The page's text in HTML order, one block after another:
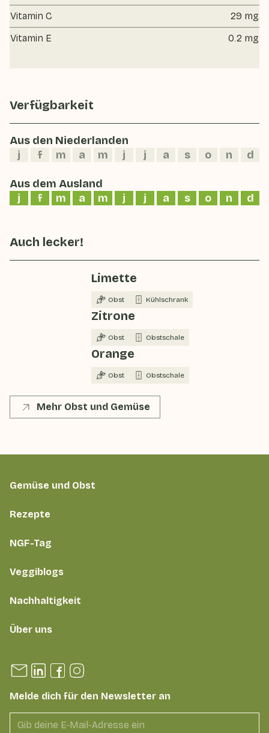
Vitamin C
29 mg
Vitamin E
0.2 mg
Verfügbarkeit
Aus den Niederlanden
j
f m a m j j a s o n d
Aus dem Ausland
j
f m a m j j a s o n d
Auch lecker!
Limette
Obst Kühlschrank
Zitrone
Obst Obstschale
Orange
Obst Obstschale
Mehr Obst und Gemüse
Gemüse und Obst
Rezepte
NGF-Tag
Veggiblogs
Nachhaltigkeit
Über uns
Melde dich für den Newsletter an